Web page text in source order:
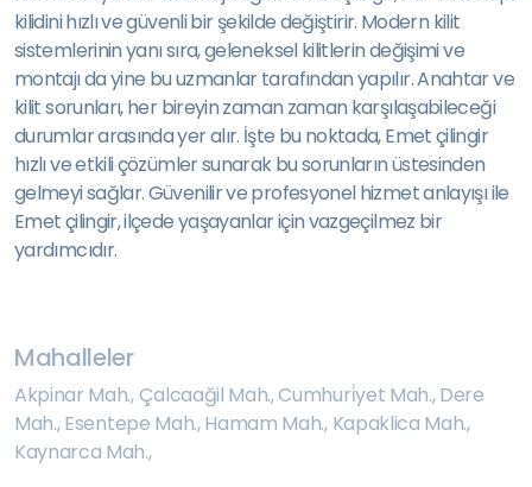
kilidini hızlı ve güvenli bir şekilde değiştirir. Modern kilit
sistemlerinin yanı sıra, geleneksel kilitlerin değişimi ve
montajı da yine bu uzmanlar tarafından yapılır. Anahtar ve
kilit sorunları, her bireyin zaman zaman karşılaşabileceği
durumlar arasında yer alır. İşte bu noktada, Emet çilingir
hızlı ve etkili çözümler sunarak bu sorunların üstesinden
gelmeyi sağlar. Güvenilir ve profesyonel hizmet anlayışı ile
Emet çilingir, ilçede yaşayanlar için vazgeçilmez bir
yardımcıdır.
Mahalleler
Akpinar Mah.,Çalcaağil Mah.,Cumhuri̇yet Mah.,Dere
Mah.,Esentepe Mah.,Hamam Mah., Kapaklica Mah.,
Kaynarca Mah.,